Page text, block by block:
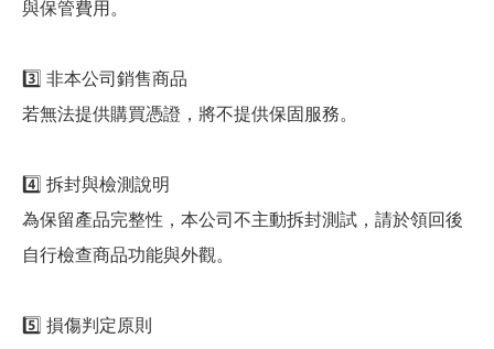
與保管費用。
3️⃣ 非本公司銷售商品
若無法提供購買憑證，將不提供保固服務。
4️⃣ 拆封與檢測說明
為保留產品完整性，本公司不主動拆封測試，請於領回後
自行檢查商品功能與外觀。
5️⃣ 損傷判定原則